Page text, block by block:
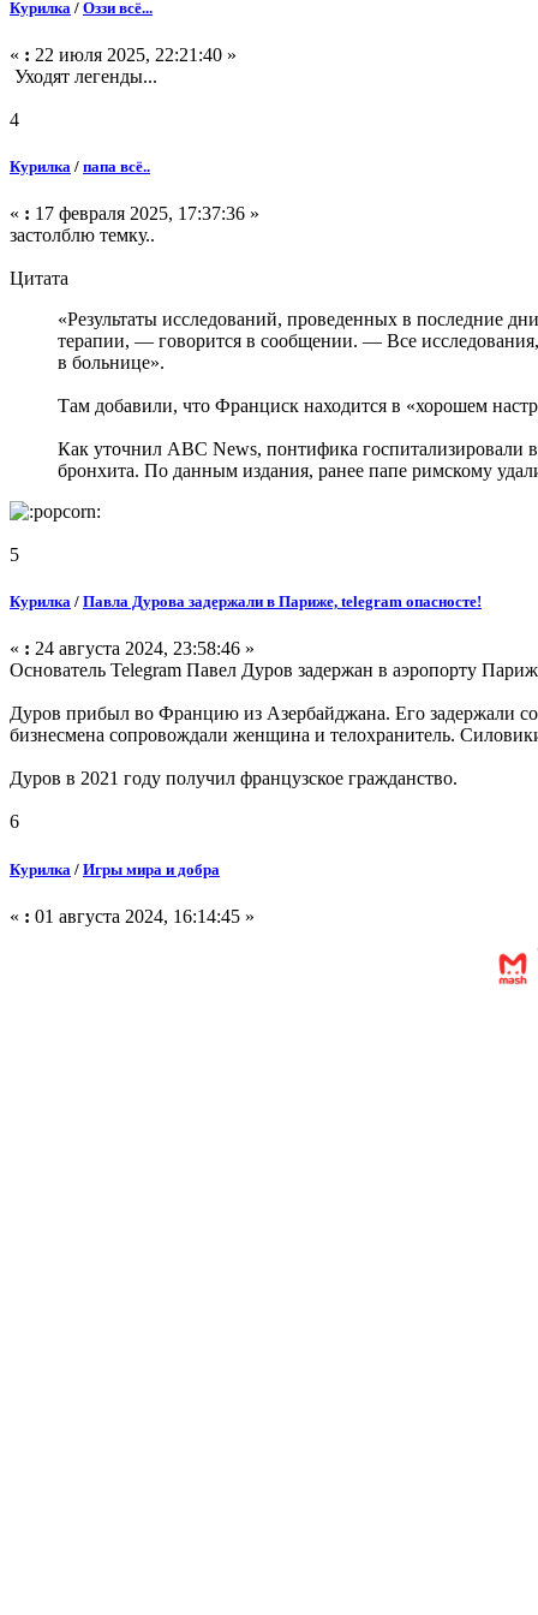
Курилка / Оззи всё...
« : 22 июля 2025, 22:21:40 »
Уходят легенды...
4
Курилка / папа всё..
« : 17 февраля 2025, 17:37:36 »
застолблю темку..
Цитата
«Результаты исследований, проведенных в последние
терапии, — говорится в сообщении. — Все
в больнице».
Там добавили, что Франциск находится в «хорошем
Как уточнил ABC News, понтифика госпитализировали
бронхита. По данным издания, ранее папе римскому
5
Курилка / Павла Дурова задержали в Париже, telegram опасносте!
« : 24 августа 2024, 23:58:46 »
Основатель Telegram Павел Дуров задержан в аэропорту
Дуров прибыл во Францию из Азербайджана. Его задержали
бизнесмена сопровождали женщина и телохранитель.
Дуров в 2021 году получил французское гражданство.
6
Курилка / Игры мира и добра
« : 01 августа 2024, 16:14:45 »